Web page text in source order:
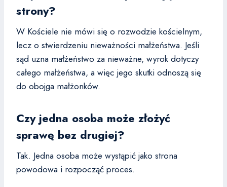
strony?
W Kościele nie mówi się o rozwodzie kościelnym,
lecz o stwierdzeniu nieważności małżeństwa. Jeśli
sąd uzna małżeństwo za nieważne, wyrok dotyczy
całego małżeństwa, a więc jego skutki odnoszą się
do obojga małżonków.
Czy jedna osoba może złożyć
sprawę bez drugiej?
Tak. Jedna osoba może wystąpić jako strona
powodowa i rozpocząć proces.